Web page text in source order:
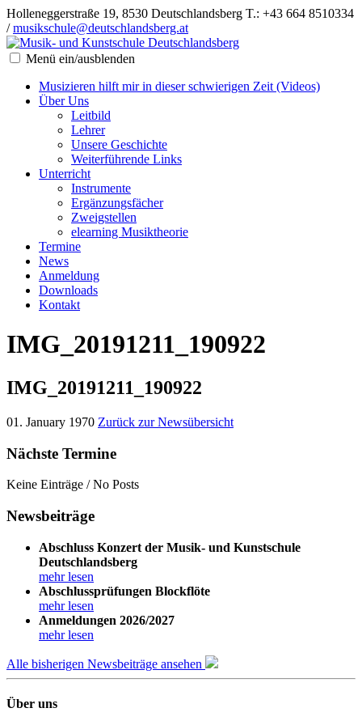
Holleneggerstraße 19, 8530 Deutschlandsberg T.: +43 664 8510334
/musikschule@deutschlandsberg.at
Menü ein/ausblenden
Musizieren hilft mir in dieser schwierigen Zeit (Videos)
Über Uns
Leitbild
Lehrer
Unsere Geschichte
Weiterführende Links
Unterricht
Instrumente
Ergänzungsfächer
Zweigstellen
elearning Musiktheorie
Termine
News
Anmeldung
Downloads
Kontakt
IMG_20191211_190922
IMG_20191211_190922
01. January 1970 Zurück zur Newsübersicht
Nächste Termine
Keine Einträge / No Posts
Newsbeiträge
Abschluss Konzert der Musik- und Kunstschule
Deutschlandsberg
mehr lesen
Abschlussprüfungen Blockflöte
mehr lesen
Anmeldungen 2026/2027
mehr lesen
Alle bisherigen Newsbeiträge ansehen
Über uns